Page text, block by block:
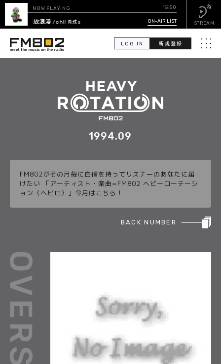
LOG IN 新規登録 メニ
索
GUEST CALENDAR
EVENT CALENDAR
HEAVY ROTATION
DJ
FAQ
ONLINESHOP
NOW PLAYING 15:50
熱帯放浪漫/ oh!! 真珠s ON-AIR LIST STREAM
1994.09
FM802がその月毎に自信を持ってリスナーのあなたに届
けたい 「アーティスト・楽曲=FM802 ヘビーローテーシ
ョン（ヘビロ）」今月はこちら！
BACK NUMBER